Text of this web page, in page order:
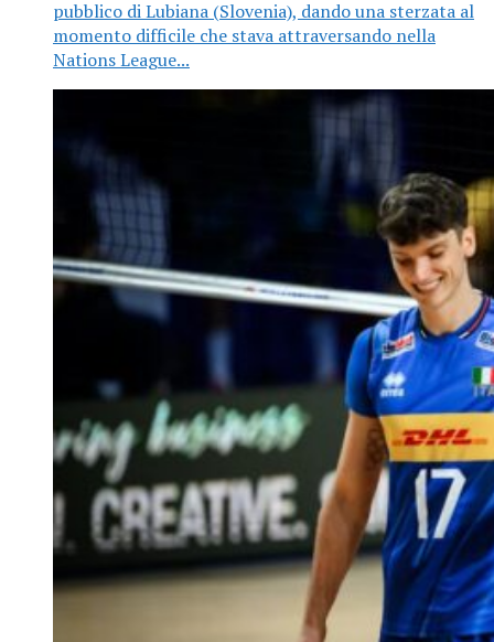
pubblico di Lubiana (Slovenia), dando una sterzata al
momento difficile che stava attraversando nella
Nations League...